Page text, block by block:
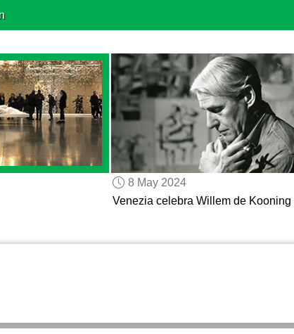
8 May 2024
Venezia celebra Willem de Kooning